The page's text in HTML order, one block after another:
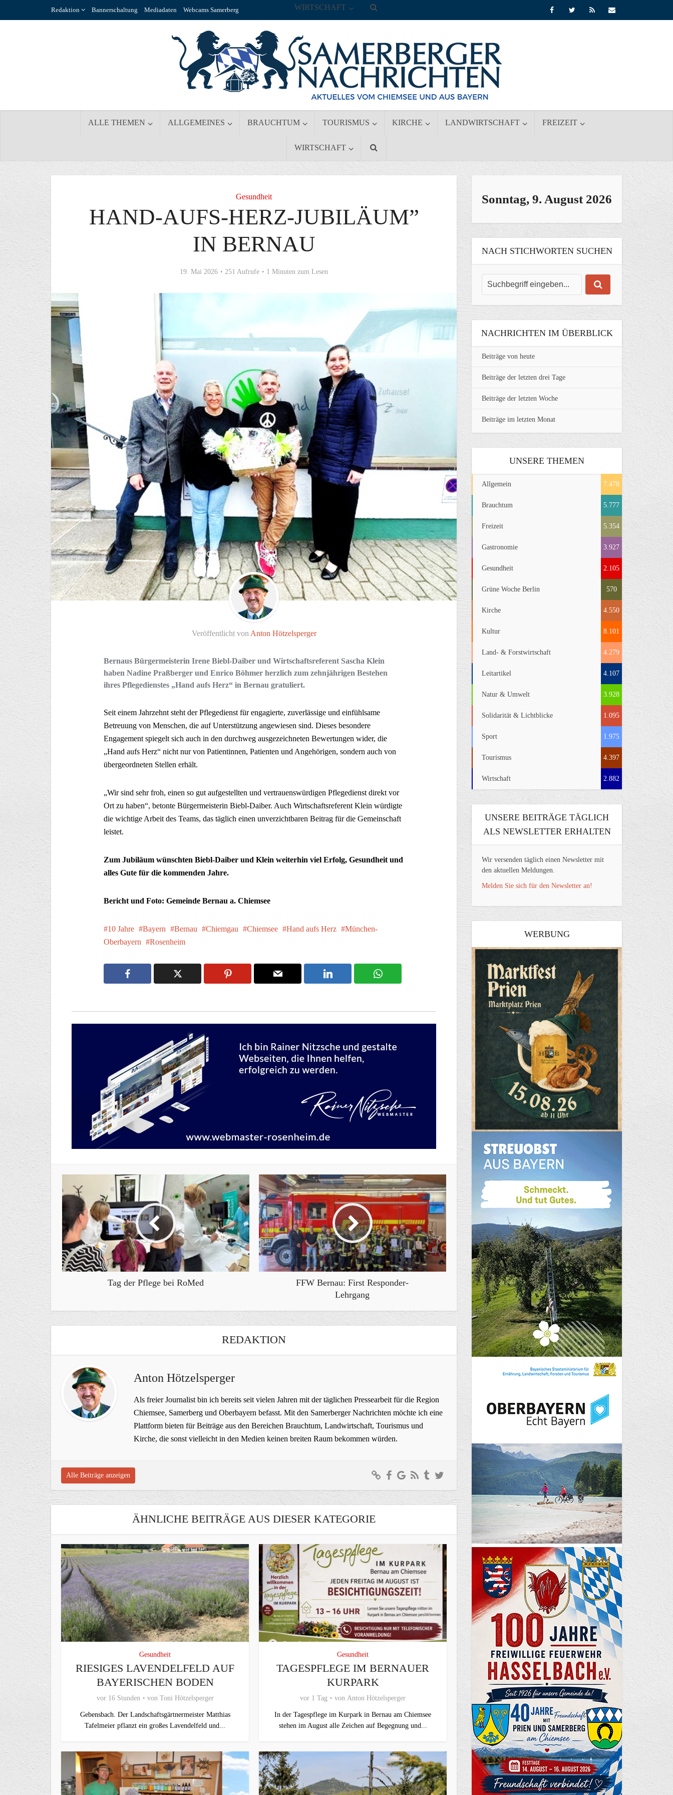
Redaktion Bannerschaltung Mediadaten Webcams Samerberg
ALLE THEMEN ALLGEMEINES BRAUCHTUM TOURISMUS KIRCHE LANDWIRTSCHAFT FREIZEIT
WIRTSCHAFT
WIRTSCHAFT
Gesundheit
HAND-AUFS-HERZ-JUBILÄUM”
IN BERNAU
19. Mai 2026 251 Aufrufe 1 Minuten zum Lesen
Veröffentlicht von Anton Hötzelsperger
Bernaus Bürgermeisterin Irene Biebl-Daiber und Wirtschaftsreferent Sascha Klein
haben Nadine Praßberger und Enrico Böhmer herzlich zum zehnjährigen Bestehen
ihres Pflegedienstes „Hand aufs Herz“ in Bernau gratuliert.
Seit einem Jahrzehnt steht der Pflegedienst für engagierte, zuverlässige und einfühlsame
Betreuung von Menschen, die auf Unterstützung angewiesen sind. Dieses besondere
Engagement spiegelt sich auch in den durchweg ausgezeichneten Bewertungen wider, die
„Hand aufs Herz“ nicht nur von Patientinnen, Patienten und Angehörigen, sondern auch von
übergeordneten Stellen erhält.
„Wir sind sehr froh, einen so gut aufgestellten und vertrauenswürdigen Pflegedienst direkt vor
Ort zu haben“, betonte Bürgermeisterin Biebl-Daiber. Auch Wirtschaftsreferent Klein würdigte
die wichtige Arbeit des Teams, das täglich einen unverzichtbaren Beitrag für die Gemeinschaft
leistet.
Zum Jubiläum wünschten Biebl-Daiber und Klein weiterhin viel Erfolg, Gesundheit und
alles Gute für die kommenden Jahre.
Bericht und Foto: Gemeinde Bernau a. Chiemsee
10 Jahre Bayern Bernau Chiemgau Chiemsee Hand aufs Herz
München-
Oberbayern
Rosenheim
Tag der Pflege bei RoMed
FFW Bernau: First Responder-
Lehrgang
REDAKTION
Anton Hötzelsperger
Als freier Journalist bin ich bereits seit vielen Jahren mit der täglichen Pressearbeit für die Region
Chiemsee, Samerberg und Oberbayern befasst. Mit den Samerberger Nachrichten möchte ich eine
Plattform bieten für Beiträge aus den Bereichen Brauchtum, Landwirtschaft, Tourismus und
Kirche, die sonst vielleicht in den Medien keinen breiten Raum bekommen würden.
Alle Beiträge anzeigen
ÄHNLICHE BEITRÄGE AUS DIESER KATEGORIE
Gesundheit
RIESIGES LAVENDELFELD AUF
BAYERISCHEN BODEN
vor 16 Stunden von Toni Hötzelsperger
Gebensbach. Der Landschaftsgärtnermeister Matthias
Tafelmeier pflanzt ein großes Lavendelfeld und...
Gesundheit
TAGESPFLEGE IM BERNAUER
KURPARK
vor 1 Tag von Anton Hötzelsperger
In der Tagespflege im Kurpark in Bernau am Chiemsee
stehen im August alle Zeichen auf Begegnung und...
Sonntag, 9. August 2026
NACH STICHWORTEN SUCHEN
NACHRICHTEN IM ÜBERBLICK
Beiträge von heute
Beiträge der letzten drei Tage
Beiträge der letzten Woche
Beiträge im letzten Monat
UNSERE THEMEN
Allgemein 7.478
Brauchtum 5.777
Freizeit 5.354
Gastronomie 3.927
Gesundheit 2.105
Grüne Woche Berlin 570
Kirche 4.550
Kultur 8.101
Land- & Forstwirtschaft 4.279
Leitartikel 4.107
Natur & Umwelt 3.928
Solidarität & Lichtblicke 1.095
Sport 1.975
Tourismus 4.397
Wirtschaft 2.882
UNSERE BEITRÄGE TÄGLICH
ALS NEWSLETTER ERHALTEN
Wir versenden täglich einen Newsletter mit
den aktuellen Meldungen.
Melden Sie sich für den Newsletter an!
WERBUNG